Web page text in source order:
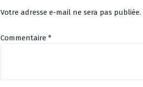
Votre adresse e-mail ne sera pas publiée.
Commentaire *